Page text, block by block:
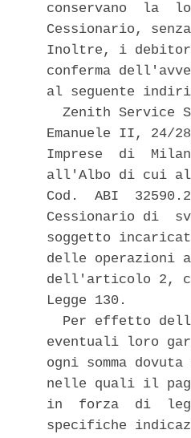
conservano  la
Cessionario,
Inoltre, i
conferma
al seguente
Zenith Service
Emanuele II,
Imprese  di
all'Albo di cui
Cod.  ABI
Cessionario di
soggetto
delle operazioni
dell'articolo 2,
Legge 130.
Per effetto
eventuali loro
ogni somma
nelle quali il
in  forza  di
specifiche